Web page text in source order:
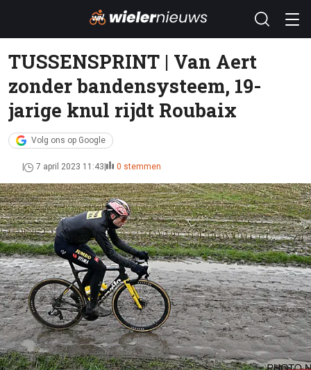
TUSSENSPRINT | Van Aert
zonder bandensysteem, 19-
jarige knul rijdt Roubaix
Volg ons op Google
7 april 2023 11:43 0 stemmen